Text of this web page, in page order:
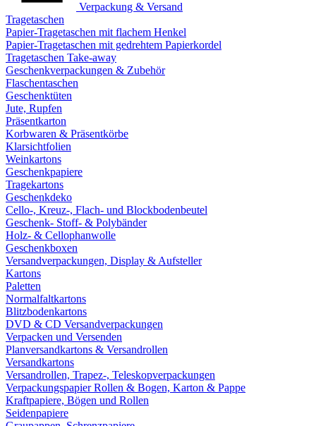
Verpackung & Versand
Tragetaschen
Papier-Tragetaschen mit flachem Henkel
Papier-Tragetaschen mit gedrehtem Papierkordel
Tragetaschen Take-away
Geschenkverpackungen & Zubehör
Flaschentaschen
Geschenktüten
Jute, Rupfen
Präsentkarton
Korbwaren & Präsentkörbe
Klarsichtfolien
Weinkartons
Geschenkpapiere
Tragekartons
Geschenkdeko
Cello-, Kreuz-, Flach- und Blockbodenbeutel
Geschenk- Stoff- & Polybänder
Holz- & Cellophanwolle
Geschenkboxen
Versandverpackungen, Display & Aufsteller
Kartons
Paletten
Normalfaltkartons
Blitzbodenkartons
DVD & CD Versandverpackungen
Verpacken und Versenden
Planversandkartons & Versandrollen
Versandkartons
Versandrollen, Trapez-, Teleskopverpackungen
Verpackungspapier Rollen & Bogen, Karton & Pappe
Kraftpapiere, Bögen und Rollen
Seidenpapiere